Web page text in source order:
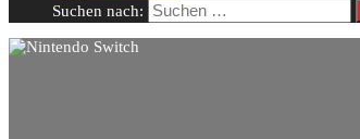
Suchen nach: